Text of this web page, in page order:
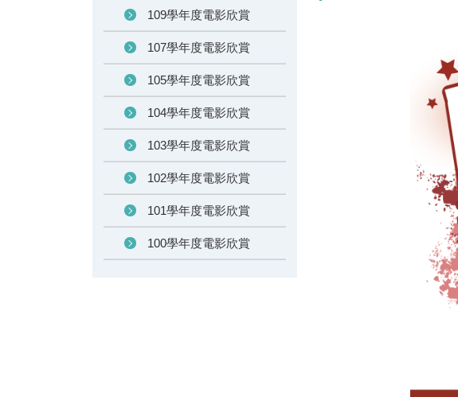
109學年度電影欣賞
107學年度電影欣賞
105學年度電影欣賞
104學年度電影欣賞
103學年度電影欣賞
102學年度電影欣賞
101學年度電影欣賞
100學年度電影欣賞